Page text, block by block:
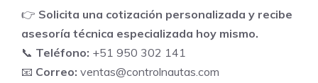
👉 Solicita una cotización personalizada y recibe
asesoría técnica especializada hoy mismo.
📞 Teléfono: +51 950 302 141
📧 Correo: ventas@controlnautas.com